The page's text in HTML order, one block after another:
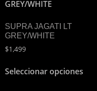
SUPRA JAGATI LT
GREY/WHITE
$1,499
Seleccionar opciones